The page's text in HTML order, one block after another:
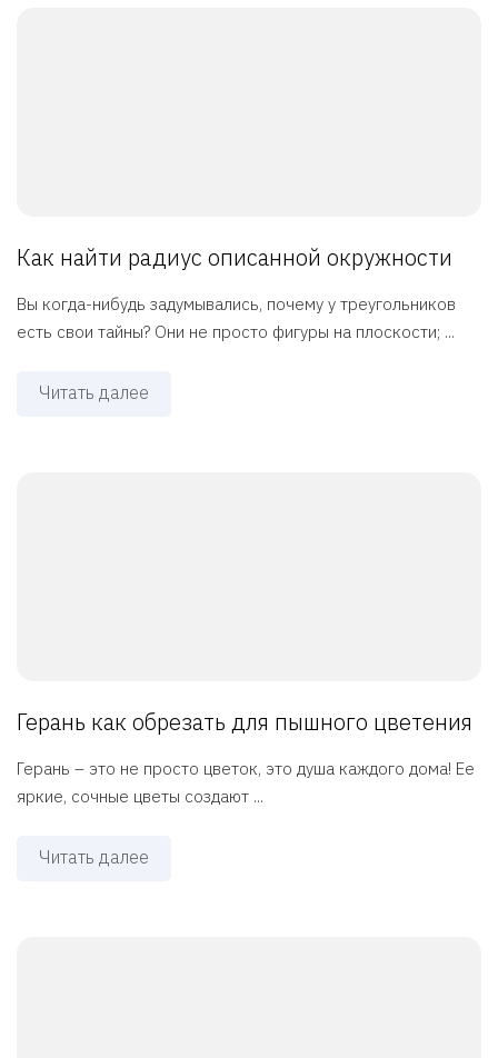
Как найти радиус описанной окружности
Вы когда-нибудь задумывались, почему у треугольников
есть свои тайны? Они не просто фигуры на плоскости; ...
Читать далее
Герань как обрезать для пышного цветения
Герань – это не просто цветок, это душа каждого дома! Ее
яркие, сочные цветы создают ...
Читать далее